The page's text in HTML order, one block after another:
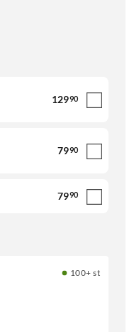
12990
7990
7990
100+ st